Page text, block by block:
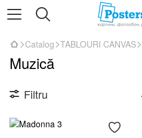
Catalog TABLOURI CANVAS
Muzică
Filtru